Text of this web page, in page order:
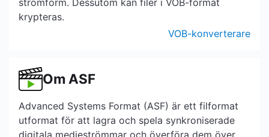
strömform. Dessutom kan filer i VOB-format
krypteras.
VOB-konverterare
Om ASF
Advanced Systems Format (ASF) är ett filformat
utformat för att lagra och spela synkroniserade
digitala medieströmmar och överföra dem över